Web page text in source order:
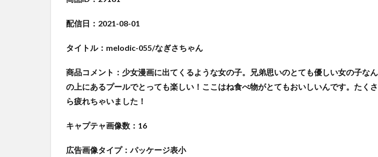
配信日：2021-08-01
タイトル：melodic-055/なぎさちゃん
商品コメント：少女漫画に出てくるような女の子。兄弟思いのとても優しい女の子な
の上にあるプールでとっても楽しい！ここはね食べ物がとてもおいしいんです。たく
ら疲れちゃいました！
キャプテャ画像数：16
広告画像タイプ：パッケージ表小